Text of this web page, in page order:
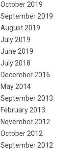
October 2019
September 2019
August 2019
July 2019
June 2019
July 2018
December 2016
May 2014
September 2013
February 2013
November 2012
October 2012
September 2012